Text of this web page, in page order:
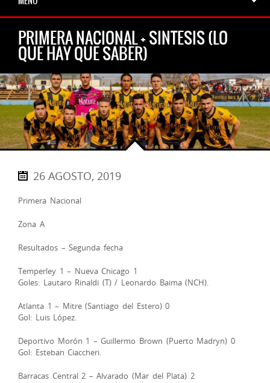
PRIMERA NACIONAL + SINTESIS (LO
QUE HAY QUE SABER)
26 AGOSTO, 2019
Primera Nacional
Zona A
Resultados – Segunda fecha
Temperley 1 – Nueva Chicago 1
Goles: Lautaro Rinaldi (T) / Leonardo Baima (NCH).
Atlanta 1 – Mitre (Santiago del Estero) 0
Gol: Luis López.
Deportivo Morón 1 – Guillermo Brown (Puerto Madryn) 0
Gol: Esteban Ciaccheri.
Barracas Central 2 – Alvarado (Mar del Plata) 2